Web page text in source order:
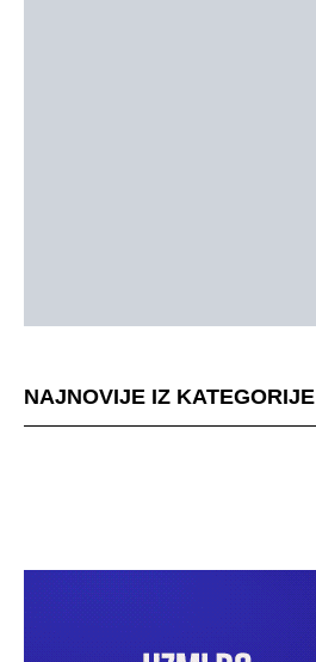
NAJNOVIJE IZ KATEGORIJE